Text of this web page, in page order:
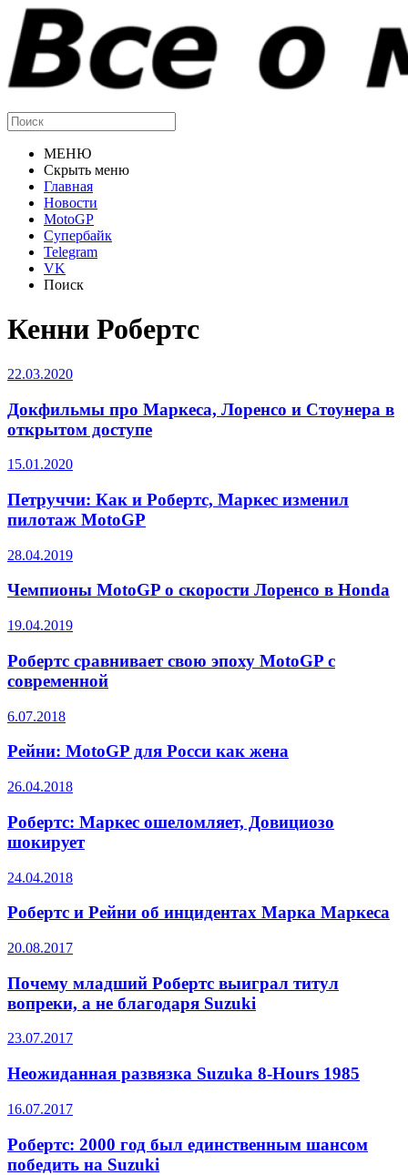
МЕНЮ
Скрыть меню
Главная
Новости
MotoGP
Супербайк
Telegram
VK
Поиск
Кенни Робертс
22.03.2020
Докфильмы про Маркеса, Лоренсо и Стоунера в
открытом доступе
15.01.2020
Петруччи: Как и Робертс, Маркес изменил
пилотаж MotoGP
28.04.2019
Чемпионы MotoGP о скорости Лоренсо в Honda
19.04.2019
Робертс сравнивает свою эпоху MotoGP с
современной
6.07.2018
Рейни: MotoGP для Росси как жена
26.04.2018
Робертс: Маркес ошеломляет, Довициозо
шокирует
24.04.2018
Робертс и Рейни об инцидентах Марка Маркеса
20.08.2017
Почему младший Робертс выиграл титул
вопреки, а не благодаря Suzuki
23.07.2017
Неожиданная развязка Suzuka 8-Hours 1985
16.07.2017
Робертс: 2000 год был единственным шансом
победить на Suzuki